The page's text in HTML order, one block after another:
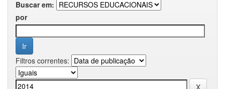
Buscar em:
por
Filtros correntes: